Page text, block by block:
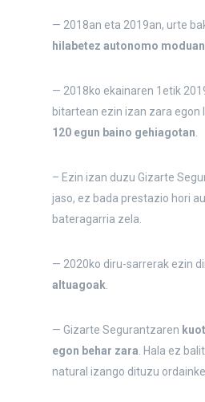
— 2018an eta 2019an, urte
hilabetez autonomo moduan
— 2018ko ekainaren 1etik
bitartean ezin izan zara egon
120 egun baino gehiagotan
– Ezin izan duzu Gizarte
jaso, ez bada prestazio hori
bateragarria zela.
— 2020ko diru-sarrerak ezin
altuagoak
— Gizarte Segurantzaren
egon behar zara . Hala ez
natural izango dituzu